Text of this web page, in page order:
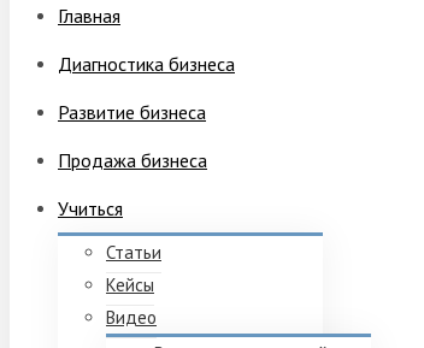
Главная
Диагностика бизнеса
Развитие бизнеса
Продажа бизнеса
Учиться
Статьи
Кейсы
Видео